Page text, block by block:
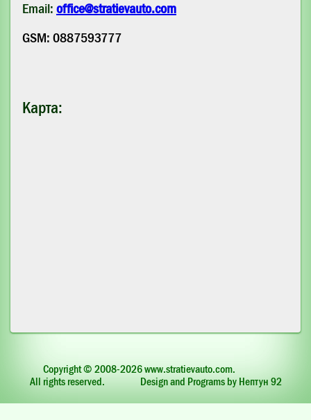
Email: office@stratievauto.com
GSM: 0887593777
Карта:
Copyright © 2008-2026 www.stratievauto.com.
All rights reserved. Design and Programs by Нептун 92